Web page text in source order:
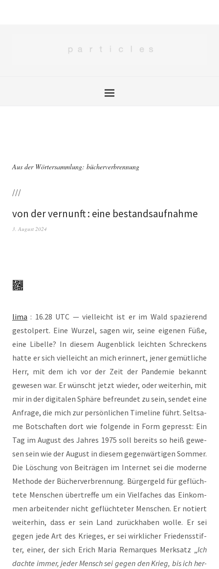
Aus der Wörtersammlung: bücherverbrennung
///
von der vernunft : eine bestandsaufnahme
3. August 2024
lima : 16.28 UTC — viel­leicht ist er im Wald spa­zie­rend
gestol­pert. Eine Wur­zel, sagen wir, sei­ne eige­nen Füße,
eine Libel­le? In die­sem Augen­blick leich­ten Schre­ckens
hat­te er sich viel­leicht an mich erin­nert, jener gemüt­li­che
Herr, mit dem ich vor der Zeit der Pan­de­mie bekannt
gewe­sen war. Er wünscht jetzt wie­der, oder wei­ter­hin, mit
mir in der digi­ta­len Sphä­re befreun­det zu sein, sen­det eine
Anfra­ge, die mich zur per­sön­li­chen Time­line führt. Selt­sa­
me Bot­schaf­ten dort wie fol­gen­de in Form gepresst: Ein
Tag im August des Jah­res 1975 soll bereits so heiß gewe­
sen sein wie der August in die­sem gegen­wär­ti­gen Som­mer.
Die Löschung von Bei­trä­gen im Inter­net sei die moder­ne
Metho­de der Bücher­ver­bren­nung. Bür­ger­geld für geflüch­
te­te Men­schen über­tref­fe um ein Viel­fa­ches das Ein­kom­
men arbei­ten­der nicht geflüch­te­ter Men­schen. Er notiert
wei­ter­hin, dass er sein Land zurück­ha­ben wol­le. Er sei
gegen jede Art des Krie­ges, er sei wirk­li­cher Frie­dens­stif­
ter, einer, der sich Erich Maria Remar­ques Merk­satz „Ich
dach­te immer, jeder Mensch sei gegen den Krieg, bis ich her­